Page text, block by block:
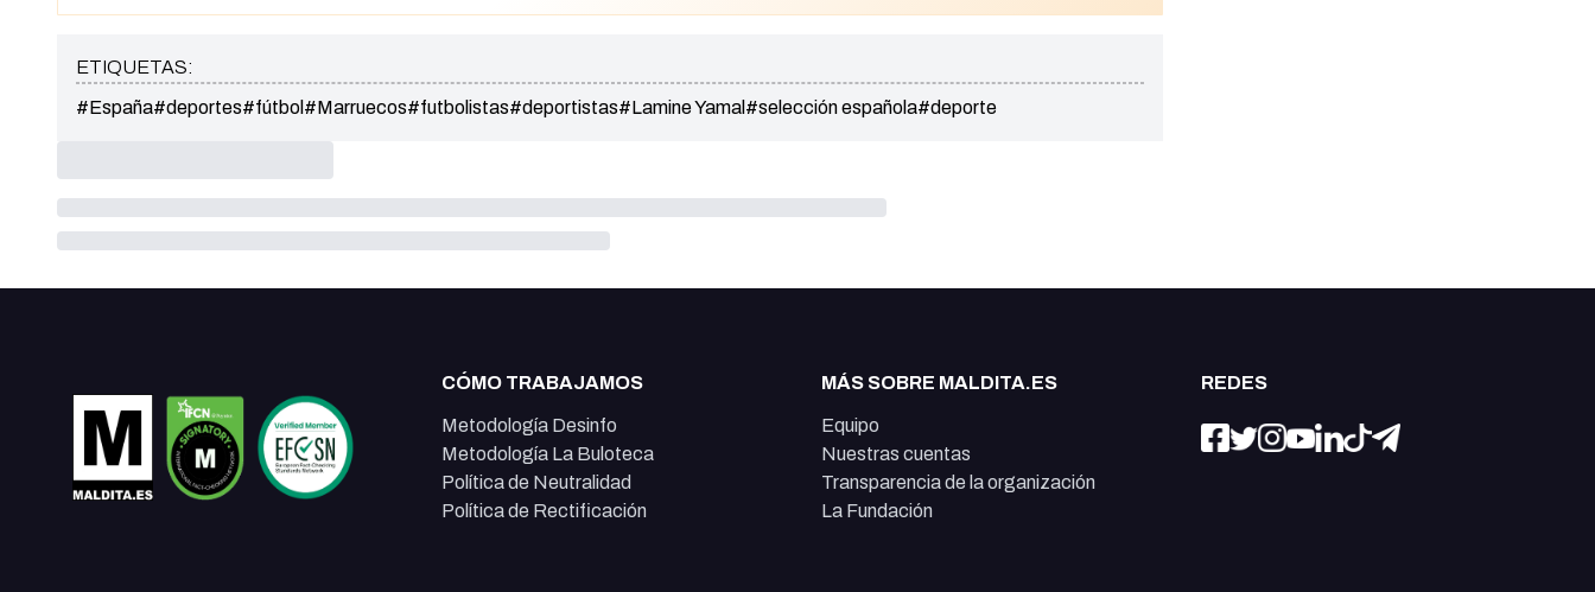
ETIQUETAS:
#España#deportes#fútbol #Marruecos#futbolistas#deportistas#Lamine Yamal #selección española#deporte
CÓMO TRABAJAMOS
Metodología Desinfo
Metodología La Buloteca
Política de Neutralidad
Política de Rectificación
MÁS SOBRE MALDITA.ES
Equipo
Nuestras cuentas
Transparencia de la organización
La Fundación
REDES